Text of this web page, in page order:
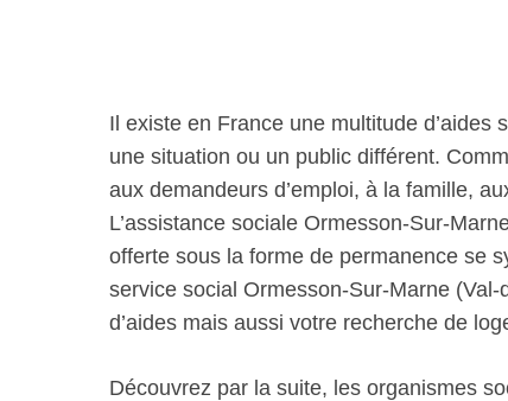
Il existe en France une multitude
une situation ou un public différent.
aux demandeurs d’emploi, à la famille,
L’assistance sociale Ormesson-Sur-
offerte sous la forme de permanence se
service social Ormesson-Sur-Marne
d’aides mais aussi votre recherche de
Découvrez par la suite, les organismes